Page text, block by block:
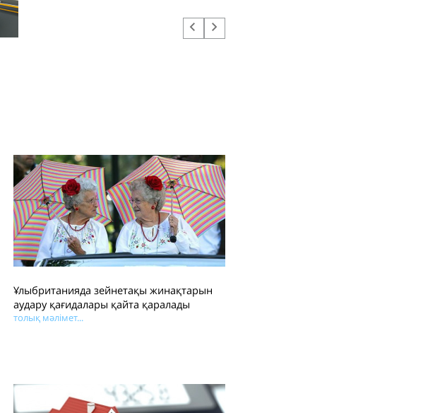
Медициналық
сақтандыру жүйесін
ұйымдастыру:
халықаралық
тәжірибе
Ұлыбританияда зейнетақы жинақтарын
аудару қағидалары қайта қаралады
толық мәлімет...